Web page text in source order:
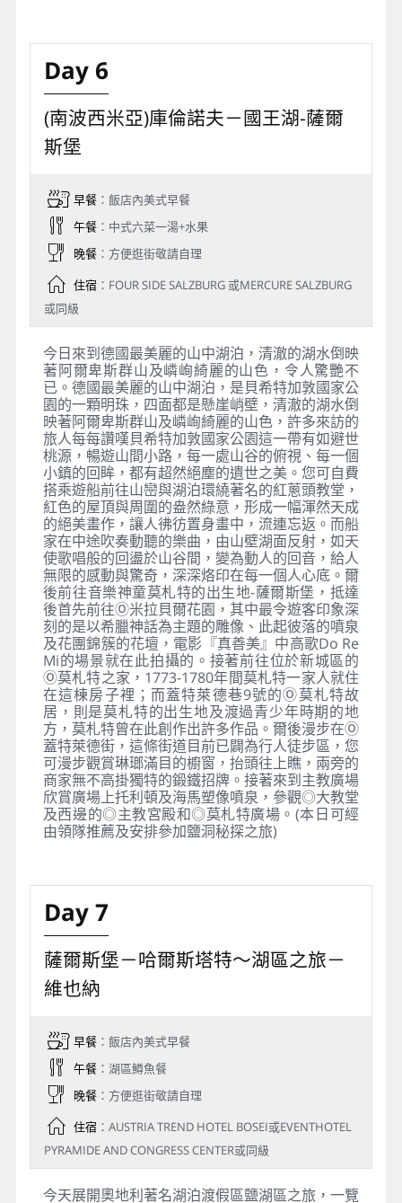
Day 6
(南波西米亞)庫倫諾夫－國王湖-薩爾
斯堡
早餐：飯店內美式早餐
午餐：中式六菜一湯+水果
晚餐：方便逛街敬請自理
住宿：FOUR SIDE SALZBURG 或MERCURE SALZBURG
或同級
今日來到德國最美麗的山中湖泊，清澈的湖水倒映
著阿爾卑斯群山及嶙峋綺麗的山色，令人驚艷不
已。德國最美麗的山中湖泊，是貝希特加敦國家公
園的一顆明珠，四面都是懸崖峭壁，清澈的湖水倒
映著阿爾卑斯群山及嶙峋綺麗的山色，許多來訪的
旅人每每讚嘆貝希特加敦國家公園這一帶有如避世
桃源，暢遊山間小路，每一處山谷的俯視、每一個
小鎮的回眸，都有超然絕塵的遺世之美。您可自費
搭乘遊船前往山巒與湖泊環繞著名的紅蔥頭教堂，
紅色的屋頂與周圍的盎然綠意，形成一幅渾然天成
的絕美畫作，讓人彿彷置身畫中，流連忘返。而船
家在中途吹奏動聽的樂曲，由山壁湖面反射，如天
使歌唱般的回盪於山谷間，變為動人的回音，給人
無限的感動與驚奇，深深烙印在每一個人心底。爾
後前往音樂神童莫札特的出生地-薩爾斯堡，抵達
後首先前往Ⓞ米拉貝爾花園，其中最令遊客印象深
刻的是以希臘神話為主題的雕像、此起彼落的噴泉
及花團錦簇的花壇，電影『真善美』中高歌Do Re
Mi的場景就在此拍攝的。接著前往位於新城區的
Ⓞ莫札特之家，1773-1780年間莫札特一家人就住
在這棟房子裡；而蓋特萊德巷9號的Ⓞ莫札特故
居，則是莫札特的出生地及渡過青少年時期的地
方，莫札特曾在此創作出許多作品。爾後漫步在Ⓞ
蓋特萊德街，這條街道目前已闢為行人徒步區，您
可漫步觀賞琳瑯滿目的櫥窗，抬頭往上瞧，兩旁的
商家無不高掛獨特的鍛鐵招牌。接著來到主教廣場
欣賞廣場上托利頓及海馬塑像噴泉，參觀◎大教堂
及西邊的◎主教宮殿和◎莫札特廣場。(本日可經
由領隊推薦及安排參加鹽洞秘探之旅)
Day 7
薩爾斯堡－哈爾斯塔特～湖區之旅－
維也納
早餐：飯店內美式早餐
午餐：湖區鱒魚餐
晚餐：方便逛街敬請自理
住宿：AUSTRIA TREND HOTEL BOSEI或EVENTHOTEL
PYRAMIDE AND CONGRESS CENTER或同級
今天展開奧地利著名湖泊渡假區鹽湖區之旅，一覽